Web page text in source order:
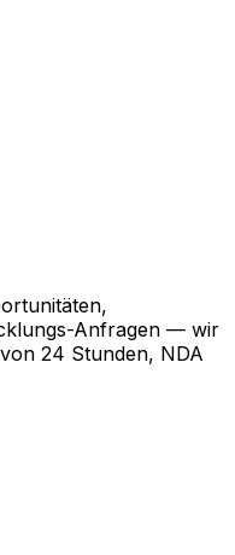
Anfragen — wir
24 Stunden, NDA